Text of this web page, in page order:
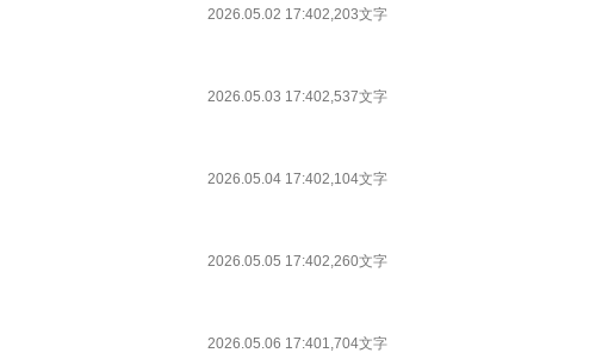
2026.05.02 17:402,203文字
2026.05.03 17:402,537文字
2026.05.04 17:402,104文字
2026.05.05 17:402,260文字
2026.05.06 17:401,704文字